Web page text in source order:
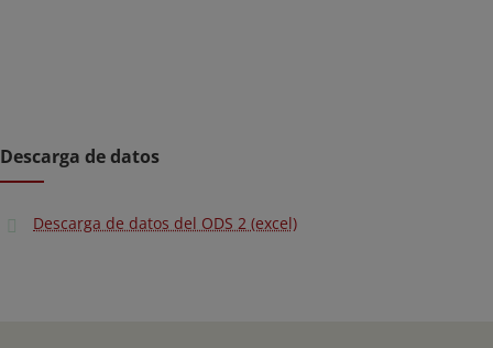
Descarga de datos
Descarga de datos del ODS 2 (excel)